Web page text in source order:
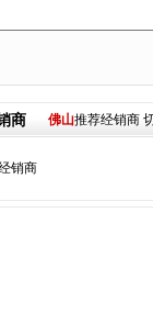
商 佛山推荐经销商
销商